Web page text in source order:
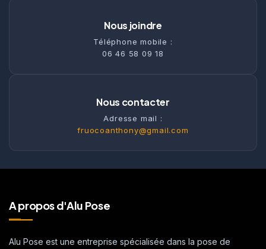
Nous joindre
Téléphone mobile :
06 46 58 09 18
Nous contacter
Adresse mail :
fruocoanthony@gmail.com
A propos d'Alu Pose
Alu Pose est une entreprise spécialisée dans la pose de